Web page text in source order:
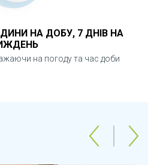
НА ДОБУ, 7 ДНІВ НА
на погоду та час доби